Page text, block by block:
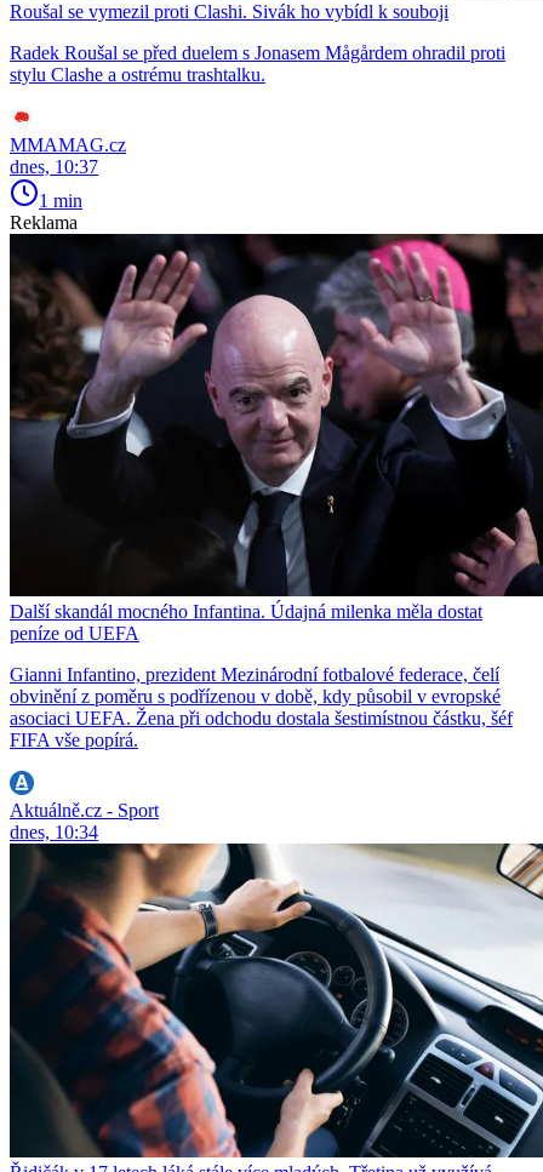
Roušal se vymezil proti Clashi. Sivák ho vybídl k souboji
Radek Roušal se před duelem s Jonasem Mågårdem ohradil proti
stylu Clashe a ostrému trashtalku.
MMAMAG.cz
dnes, 10:37
1 min
Reklama
Další skandál mocného Infantina. Údajná milenka měla dostat
peníze od UEFA
Gianni Infantino, prezident Mezinárodní fotbalové federace, čelí
obvinění z poměru s podřízenou v době, kdy působil v evropské
asociaci UEFA. Žena při odchodu dostala šestimístnou částku, šéf
FIFA vše popírá.
Aktuálně.cz - Sport
dnes, 10:34